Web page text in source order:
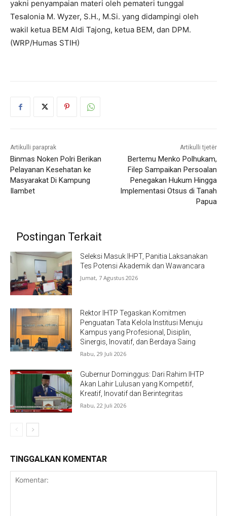
yakni penyampaian materi oleh pemateri tunggal
Tesalonia M. Wyzer, S.H., M.Si. yang didampingi oleh
wakil ketua BEM Aldi Tajong, ketua BEM, dan DPM.
(WRP/Humas STIH)
Artikulli paraprak
Binmas Noken Polri Berikan
Pelayanan Kesehatan ke
Masyarakat Di Kampung
Ilambet
Artikulli tjetër
Bertemu Menko Polhukam,
Filep Sampaikan Persoalan
Penegakan Hukum Hingga
Implementasi Otsus di Tanah
Papua
Postingan Terkait
Seleksi Masuk IHPT, Panitia Laksanakan
Tes Potensi Akademik dan Wawancara
Jumat, 7 Agustus 2026
Rektor IHTP Tegaskan Komitmen
Penguatan Tata Kelola Institusi Menuju
Kampus yang Profesional, Disiplin,
Sinergis, Inovatif, dan Berdaya Saing
Rabu, 29 Juli 2026
Gubernur Dominggus: Dari Rahim IHTP
Akan Lahir Lulusan yang Kompetitif,
Kreatif, Inovatif dan Berintegritas
Rabu, 22 Juli 2026
TINGGALKAN KOMENTAR